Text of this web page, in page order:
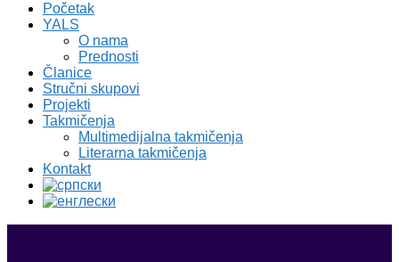
Početak
YALS
O nama
Prednosti
Članice
Stručni skupovi
Projekti
Takmičenja
Multimedijalna takmičenja
Literarna takmičenja
Kontakt